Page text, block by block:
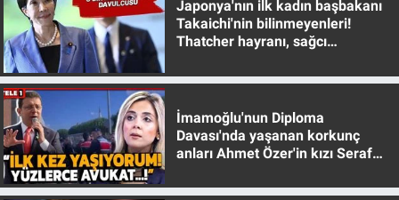
Japonya'nın ilk kadın başbakanı
Takaichi'nin bilinmeyenleri!
Thatcher hayranı, sağcı
İmamoğlu'nun Diploma
Davası'nda yaşanan korkunç
anları Ahmet Özer'in kızı Seraf